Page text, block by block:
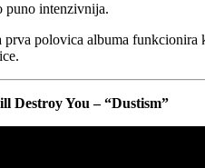
puno intenzivnija.
polovica albuma
Destroy You – “Dustism”